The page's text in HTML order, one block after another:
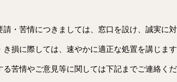
請・苦情につきましては、窓口を設け、誠実に対
損に際しては、速やかに適正な処置を講じます
る苦情やご意見等に関しては下記までご連絡く